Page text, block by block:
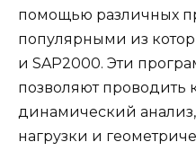
помощью различных
популярными из
и SAP2000. Эти
позволяют проводить
динамический
нагрузки и